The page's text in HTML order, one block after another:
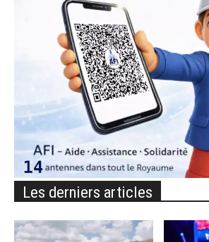
Les derniers articles